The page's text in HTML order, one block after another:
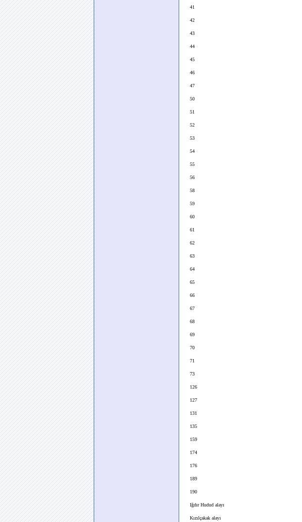
41
42
43
44
45
46
47
50
51
52
53
54
55
56
58
59
60
61
62
63
64
65
66
67
68
69
70
71
73
126
127
131
135
159
174
176
189
190
Iğdır Hudud alayı
Kızılçakak alayı